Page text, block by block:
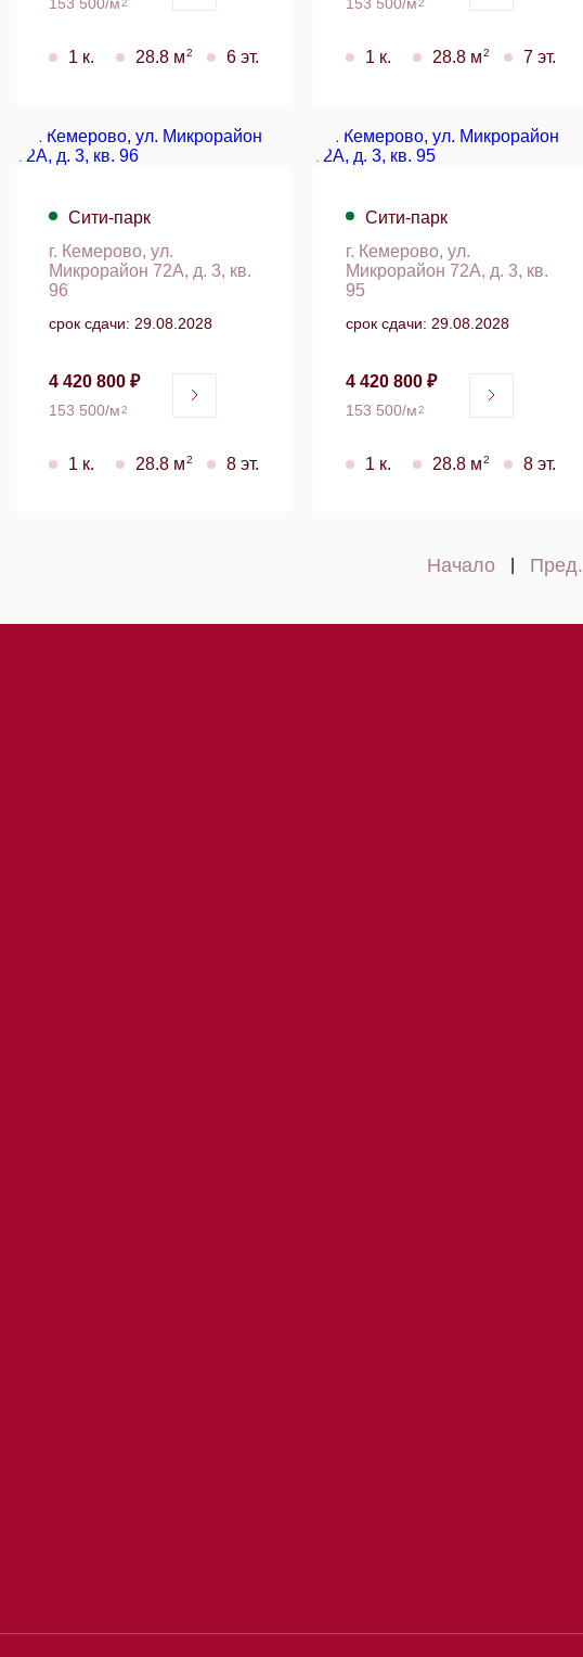
2
1 к. 28.8 м2 6 эт.
2
1 к. 28.8 м2 7 эт.
Сити-парк
г. Кемерово, ул.
Микрорайон 72А, д. 3, кв.
96
срок сдачи: 29.08.2028
4 420 800 ₽
153 500/м2
1 к. 28.8 м2 8 эт.
Сити-парк
г. Кемерово, ул.
Микрорайон 72А, д. 3, кв.
95
срок сдачи: 29.08.2028
4 420 800 ₽
153 500/м2
1 к. 28.8 м2 8 эт.
Начало Пред.